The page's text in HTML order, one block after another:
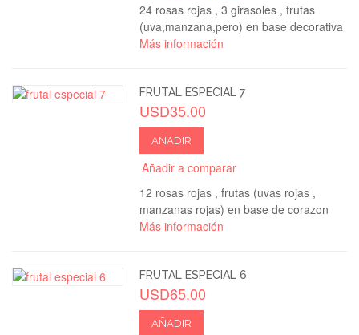
24 rosas rojas , 3 girasoles , frutas
(uva,manzana,pero) en base decorativa
Más información
FRUTAL ESPECIAL 7
USD35.00
AÑADIR
Añadir a comparar
12 rosas rojas , frutas (uvas rojas ,
manzanas rojas) en base de corazon
Más información
FRUTAL ESPECIAL 6
USD65.00
AÑADIR